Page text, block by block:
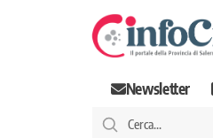
Newsletter